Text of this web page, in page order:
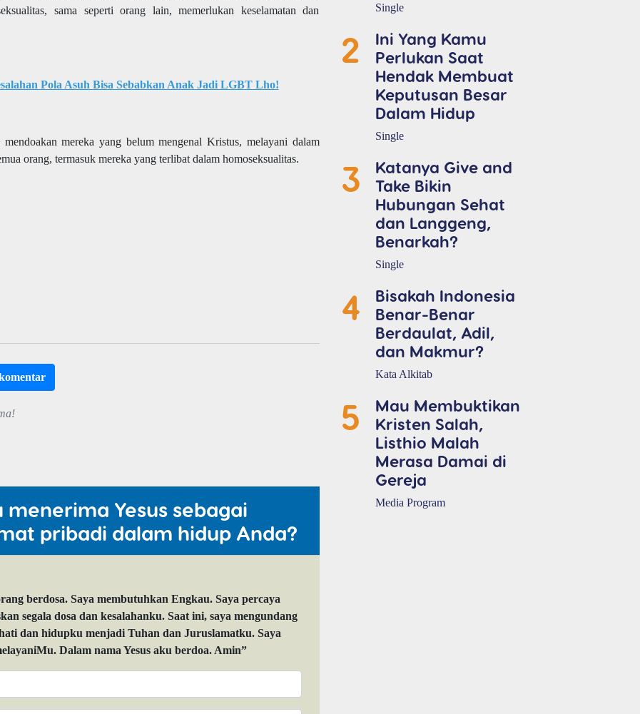
sama seperti orang lain, memerlukan keselamatan dan
Pola Asuh Bisa Sebabkan Anak Jadi LGBT Lho!
mereka yang belum mengenal Kristus, melayani dalam
orang, termasuk mereka yang terlibat dalam homoseksualitas.
Yesus sebagai
pribadi dalam hidup Anda?
berdosa. Saya membutuhkan Engkau. Saya percaya
segala dosa dan kesalahanku. Saat ini, saya mengundang
dan hidupku menjadi Tuhan dan Juruslamatku. Saya
Dalam nama Yesus aku berdoa. Amin”
Single
2
Ini Yang Kamu
Perlukan Saat
Hendak Membuat
Keputusan Besar
Dalam Hidup
Single
3
Katanya Give and
Take Bikin
Hubungan Sehat
dan Langgeng,
Benarkah?
Single
4
Bisakah Indonesia
Benar-Benar
Berdaulat, Adil,
dan Makmur?
Kata Alkitab
5
Mau Membuktikan
Kristen Salah,
Listhio Malah
Merasa Damai di
Gereja
Media Program